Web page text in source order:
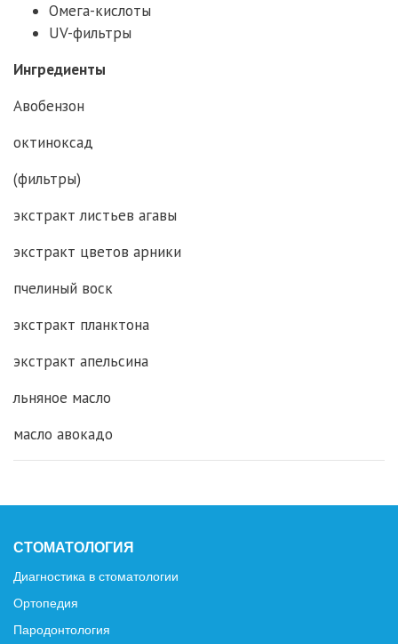
Омега-кислоты
UV-фильтры
Ингредиенты
Авобензон
октиноксад
(фильтры)
экстракт листьев агавы
экстракт цветов арники
пчелиный воск
экстракт планктона
экстракт апельсина
льняное масло
масло авокадо
СТОМАТОЛОГИЯ
Диагностика в стоматологии
Ортопедия
Пародонтология